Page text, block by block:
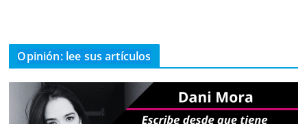
Opinión: lee sus artículos